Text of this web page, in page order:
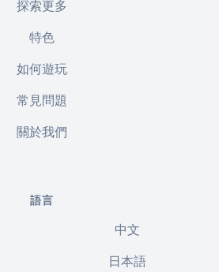
探索更多
特色
如何遊玩
常見問題
關於我們
語言
中文
日本語